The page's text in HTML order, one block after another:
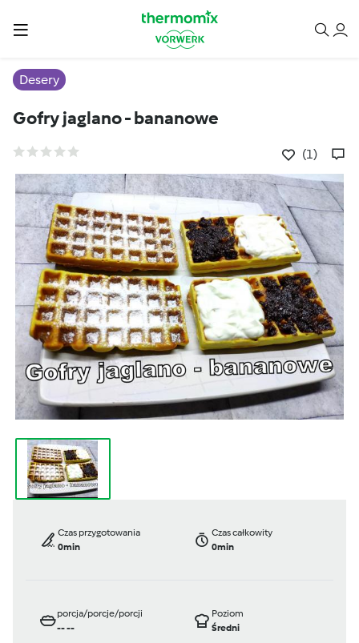
Desery
Gofry jaglano - bananowe
(1)
Czas przygotowania
0min
Czas całkowity
0min
porcja/porcje/porcji
----
Poziom
Średni